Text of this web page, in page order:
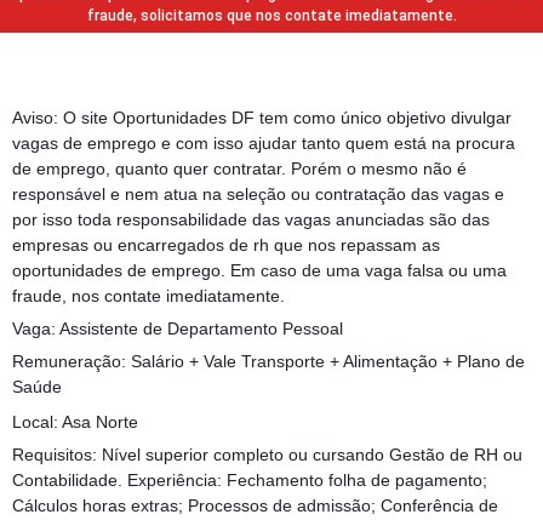
fraude, solicitamos que nos contate imediatamente.
Aviso: O site Oportunidades DF tem como único objetivo divulgar
vagas de emprego e com isso ajudar tanto quem está na procura
de emprego, quanto quer contratar. Porém o mesmo não é
responsável e nem atua na seleção ou contratação das vagas e
por isso toda responsabilidade das vagas anunciadas são das
empresas ou encarregados de rh que nos repassam as
oportunidades de emprego. Em caso de uma vaga falsa ou uma
fraude, nos contate imediatamente.
Vaga: Assistente de Departamento Pessoal
Remuneração: Salário + Vale Transporte + Alimentação + Plano de
Saúde
Local: Asa Norte
Requisitos: Nível superior completo ou cursando Gestão de RH ou
Contabilidade. Experiência: Fechamento folha de pagamento;
Cálculos horas extras; Processos de admissão; Conferência de